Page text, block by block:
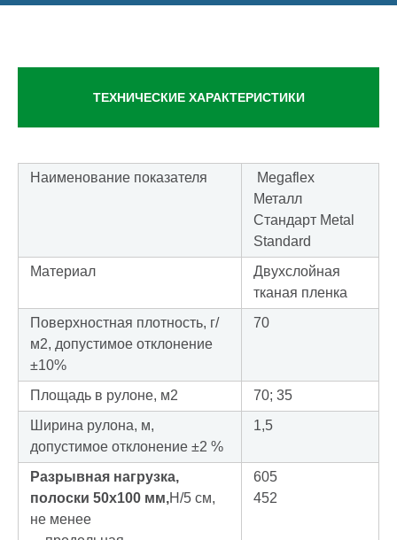
ТЕХНИЧЕСКИЕ ХАРАКТЕРИСТИКИ
Наименование показателя
Megaflex
Металл
Стандарт Metal
Standard
Материал
Двухслойная
тканая пленка
Поверхностная плотность, г/
м2, допустимое отклонение
±10%
70
Площадь в рулоне, м2
70; 35
Ширина рулона, м,
допустимое отклонение ±2 %
1,5
Разрывная нагрузка,
полоски 50х100 мм,Н/5 см,
не менее
605
452